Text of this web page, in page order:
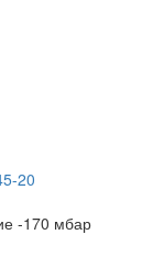
20
-170 мбар